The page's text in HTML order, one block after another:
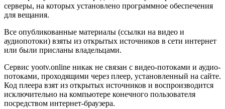
серверы, на которых установлено программное обеспечения
для вещания.
Все опубликованные материалы (ссылки на видео и
аудиопотоки) взяты из открытых источников в сети интернет
или были присланы владельцами.
Сервис yootv.online никак не связан с видео-потоками и аудио-
потоками, проходящими через плеер, установленный на сайте.
Код плеера взят из открытых источников и воспроизводится
исключительно на компьютере конечного пользователя
посредством интернет-браузера.